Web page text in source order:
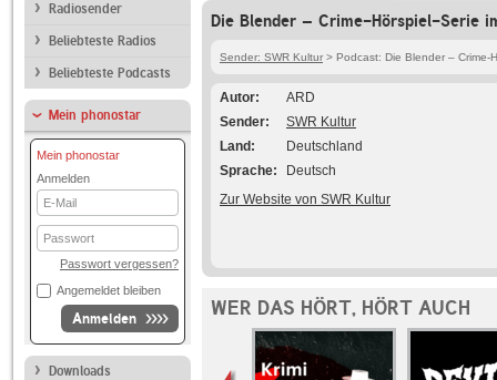
Radiosender
Beliebteste Radios
Beliebteste Podcasts
Mein phonostar
Mein phonostar
Anmelden
E-
Mail
Passwort
Passwort vergessen?
Angemeldet bleiben
Anmelden
Downloads
Die Blender – Crime-Hörspiel-Serie
Sender: SWR Kultur > Podcast: Die Blender – Crime-
Autor
ARD
Sender
SWR Kultur
Land
Deutschland
Sprache
Deutsch
Zur Website von SWR Kultur
WER DAS HÖRT, HÖRT AUCH